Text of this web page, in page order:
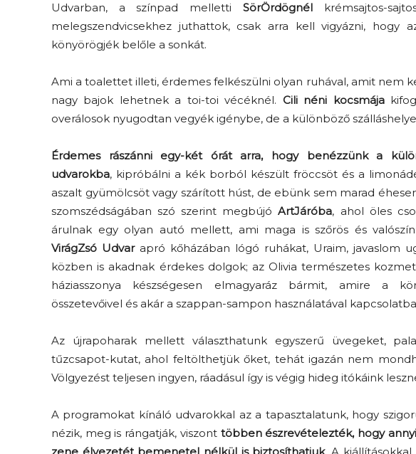
Udvarban, a színpad melletti SörÖrdögnélkrémsajtos-
melegszendvicsekhez juthattok, csak arra kell vigyázni, hogy
könyörögjék belőle a sonkát.
Ami a toalettet illeti, érdemes felkészülni olyan ruhával, amit nem
nagy bajok lehetnek a toi-toi vécéknél. Cili néni kocsmája
overálosok nyugodtan vegyék igénybe, de a különböző
Érdemes rászánni egy-két órát arra, hogy benézzünk a
udvarokba, kipróbálni a kék borból készült fröccsöt és a
aszalt gyümölcsöt vagy szárított húst, de ebünk sem marad
szomszédságában szó szerint megbújóArtJáróba, ahol öles
árulnak egy olyan autó mellett, ami maga is szőrös és
VirágZsó Udvarapró kőházában lógó ruhákat, Uraim, javaslom
közben is akadnak érdekes dolgok; az Olivia természetes
háziasszonya készségesen elmagyaráz bármit, amire a
összetevőivel és akár a szappan-sampon használatával
Az újrapoharak mellett választhatunk egyszerű üvegeket,
tűzcsapot-kutat, ahol feltölthetjük őket, tehát igazán nem
Völgyezést teljesen ingyen, ráadásul így is végig hideg itókáink
A programokat kínáló udvarokkal az a tapasztalatunk, hogy
nézik, meg is rángatják, viszont többen észrevételezték, hogy